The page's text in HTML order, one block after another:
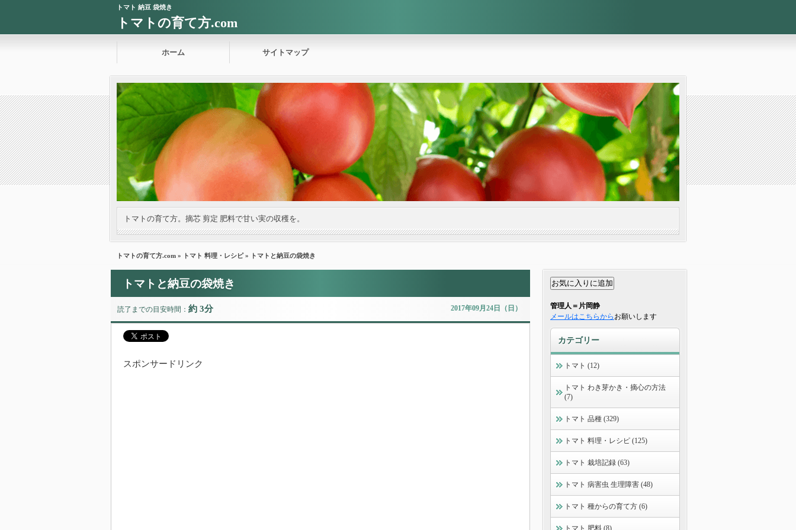
トマト 納豆 袋焼き
トマトの育て方.com
ホーム サイトマップ
トマトの育て方。摘芯 剪定 肥料で甘い実の収穫を。
トマトの育て方.com » トマト 料理・レシピ» トマトと納豆の袋焼き
トマトと納豆の袋焼き
読了までの目安時間： 約 3分 2017年09月24日（日）
スポンサードリンク
管理人＝片岡静
メールはこちらから お願いします
カテゴリー
トマト (12)
トマト わき芽かき・摘心の方法
(7)
トマト 品種 (329)
トマト 料理・レシピ (125)
トマト 栽培記録 (63)
トマト 病害虫 生理障害 (48)
トマト 種からの育て方 (6)
トマト 肥料 (8)